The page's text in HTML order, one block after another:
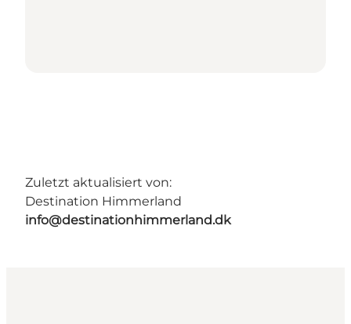
Zuletzt aktualisiert von:
Destination Himmerland
info@destinationhimmerland.dk